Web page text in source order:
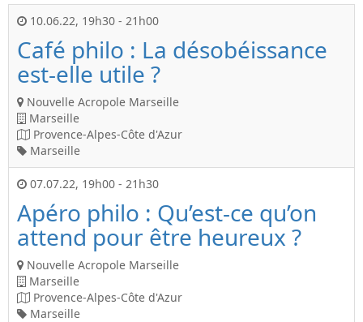
10.06.22, 19h30 - 21h00
Café philo : La désobéissance
est-elle utile ?
Nouvelle Acropole Marseille
Marseille
Provence-Alpes-Côte d'Azur
Marseille
07.07.22, 19h00 - 21h30
Apéro philo : Qu’est-ce qu’on
attend pour être heureux ?
Nouvelle Acropole Marseille
Marseille
Provence-Alpes-Côte d'Azur
Marseille